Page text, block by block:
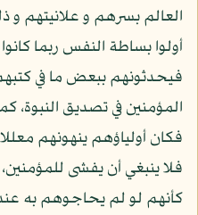
العالم بسرهم و علانيتهم و
أولوا بساطة النفس ربما
فيحدثونهم ببعض ما في
المؤمنين في تصديق
فكان أولياؤهم ينهونهم
فلا ينبغي أن يفشى
كأنهم لو لم يحاجوهم به